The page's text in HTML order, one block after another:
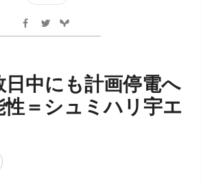
中にも計画停電へ
＝シュミハリ宇エ